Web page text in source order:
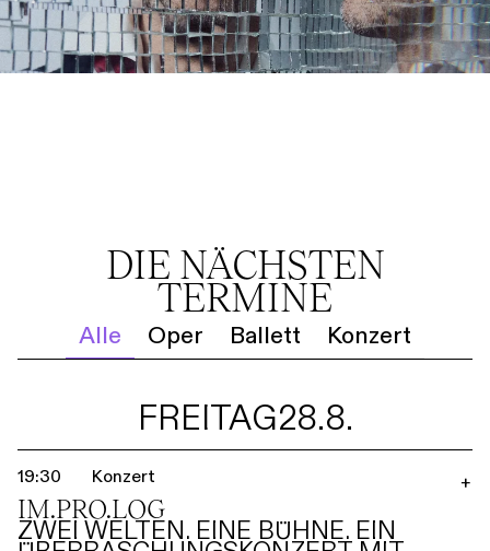
DIE NÄCHSTEN
TERMINE
Alle Oper Ballett Konzert
FREITAG28.8.
19:30 Konzert
IM.PRO.LOG
ZWEI WELTEN. EINE BÜHNE. EIN
+